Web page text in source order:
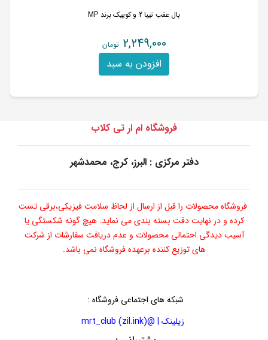
بال عقب تیبا 2 و کوییک برند MP
2,249,000 تومان
افزودن به سبد
فروشگاه ام ار تی کلاب
دفتر مرکزی : البرز، کرج، محمدشهر
فروشگاه محصولات را قبل از ارسال از لحاظ سلامت فیزیکی،برقی تست
کرده و در نهایت دقت بسته بندی می نماید. هیچ گونه شکستگی یا
آسیب دیدگی احتمالی محصولات و عدم دریافت سفارشات از شرکت
های توزیع کننده برعهده فروشگاه نمی باشد.
شبکه های اجتماعی فروشگاه :
زیلینک | @mrt_club (zil.ink)